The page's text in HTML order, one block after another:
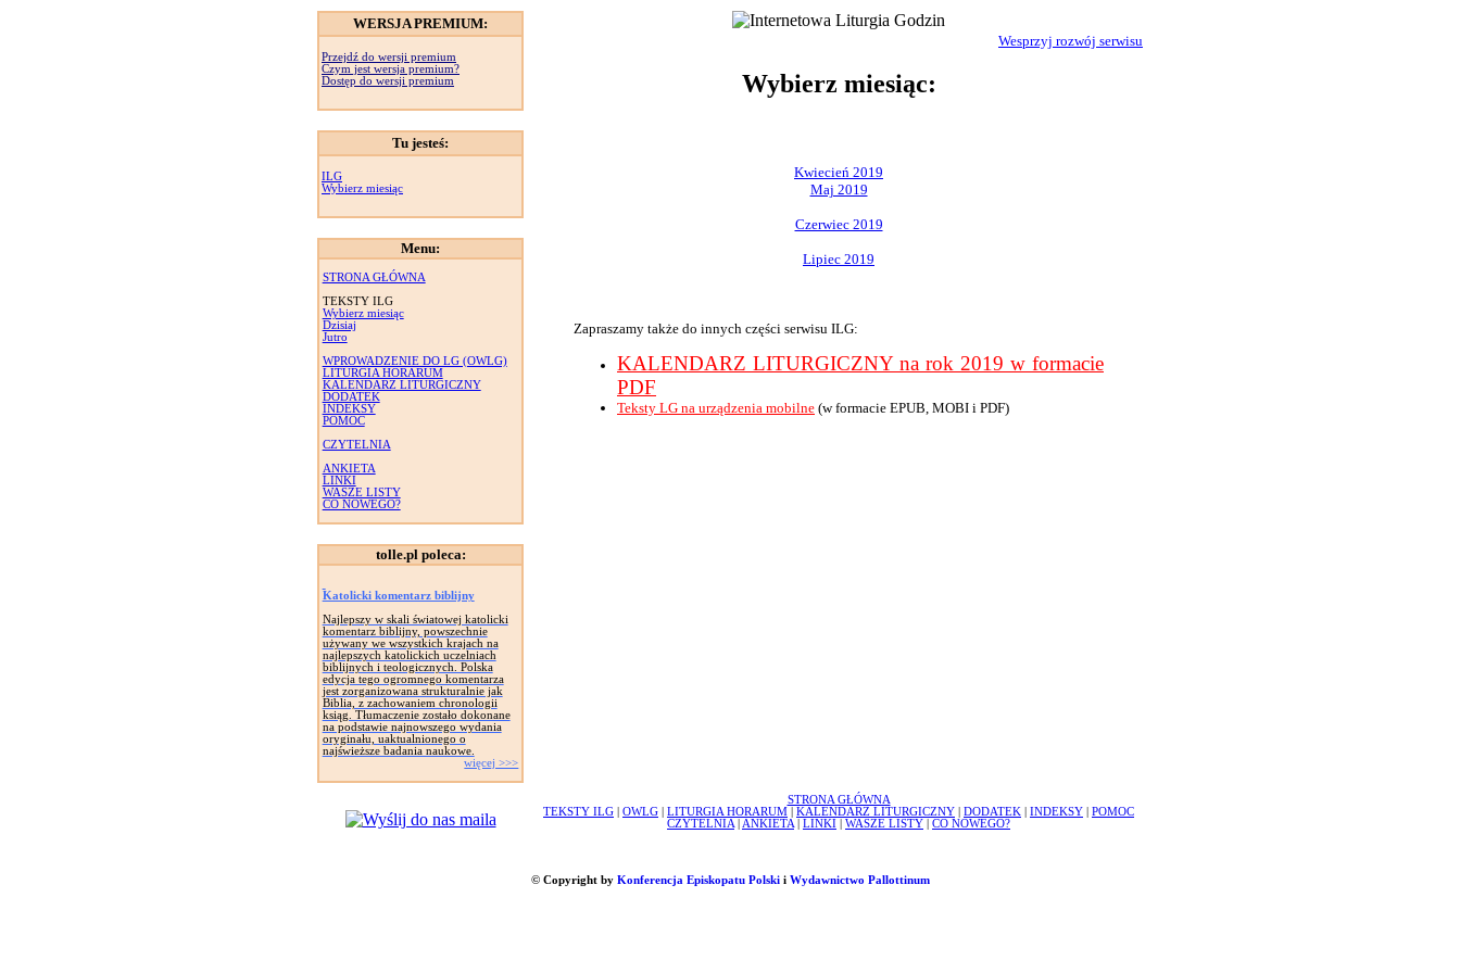
WERSJA PREMIUM:
Przejdź do wersji premium
Czym jest wersja premium?
Dostęp do wersji premium
Tu jesteś:
ILG
Wybierz miesiąc
Menu:
STRONA GŁÓWNA
TEKSTY ILG
Wybierz miesiąc
Dzisiaj
Jutro
WPROWADZENIE DO LG (OWLG)
LITURGIA HORARUM
KALENDARZ LITURGICZNY
DODATEK
INDEKSY
POMOC
CZYTELNIA
ANKIETA
LINKI
WASZE LISTY
CO NOWEGO?
tolle.pl poleca:
Katolicki komentarz biblijny
Najlepszy w skali światowej katolicki
komentarz biblijny, powszechnie
używany we wszystkich krajach na
najlepszych katolickich uczelniach
biblijnych i teologicznych. Polska
edycja tego ogromnego komentarza
jest zorganizowana strukturalnie jak
Biblia, z zachowaniem chronologii
ksiąg. Tłumaczenie zostało dokonane
na podstawie najnowszego wydania
oryginału, uaktualnionego o
najświeższe badania naukowe.
więcej >>>
Wesprzyj rozwój serwisu
Wybierz miesiąc:
Kwiecień 2019
Maj 2019
Czerwiec 2019
Lipiec 2019
Zapraszamy także do innych części serwisu ILG:
KALENDARZ LITURGICZNY na rok 2019 w formacie
PDF
Teksty LG na urządzenia mobilne (w formacie EPUB, MOBI i PDF)
STRONA GŁÓWNA
TEKSTY ILG
OWLG LITURGIA HORARUM KALENDARZ LITURGICZNY DODATEK INDEKSY
POMOC
CZYTELNIA
ANKIETA LINKI WASZE LISTY CO NOWEGO?
© Copyright by Konferencja Episkopatu Polskii Wydawnictwo Pallottinum